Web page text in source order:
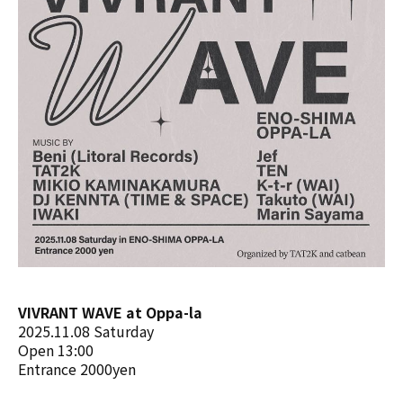
VIVRANT WAVE at Oppa-la
2025.11.08 Saturday
Open 13:00
Entrance 2000yen